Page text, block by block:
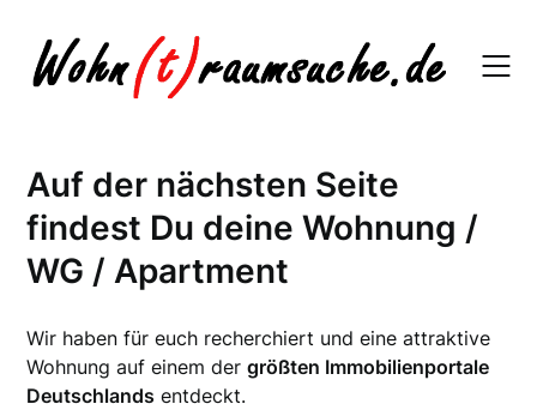
content
Auf der nächsten Seite
findest Du deine Wohnung /
WG / Apartment
Wir haben für euch recherchiert und eine attraktive
Wohnung auf einem dergrößten Immobilienportale
Deutschlands entdeckt.